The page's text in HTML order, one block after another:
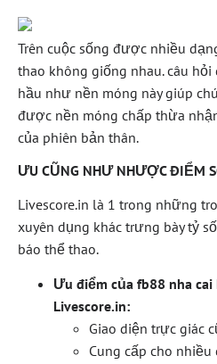
Trên cuộc sống được nhiều
thao không giống nhau. câu hỏi
hầu như nền móng này giúp
được nền móng chấp thừa
của phiên bản thân.
ƯU CŨNG NHƯ NHƯỢC ĐIỂM
Livescore.in là 1 trong những
xuyên dụng khác trưng bày tỷ
báo thể thao.
Ưu điểm của fb88 nha
Livescore.in:
Giao diện trực giác
Cung cấp cho